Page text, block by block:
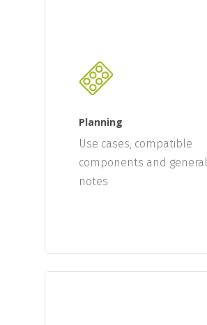
Planning
Use cases, compatible
components and general
notes